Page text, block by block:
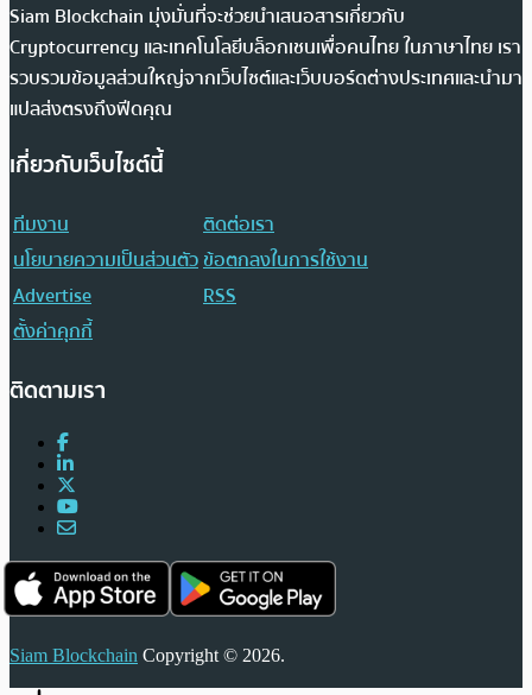
Siam Blockchain มุ่งมั่นที่จะช่วยนำเสนอสารเกี่ยวกับ
Cryptocurrency และเทคโนโลยีบล็อกเชนเพื่อคนไทย ในภาษาไทย เรา
รวบรวมข้อมูลส่วนใหญ่จากเว็บไซต์และเว็บบอร์ดต่างประเทศและนำมา
แปลส่งตรงถึงฟีดคุณ
เกี่ยวกับเว็บไซต์นี้
ทีมงาน
ติดต่อเรา
นโยบายความเป็นส่วนตัวข้อตกลงในการใช้งาน
Advertise
RSS
ตั้งค่าคุกกี้
ติดตามเรา
Siam Blockchain Copyright © 2026.